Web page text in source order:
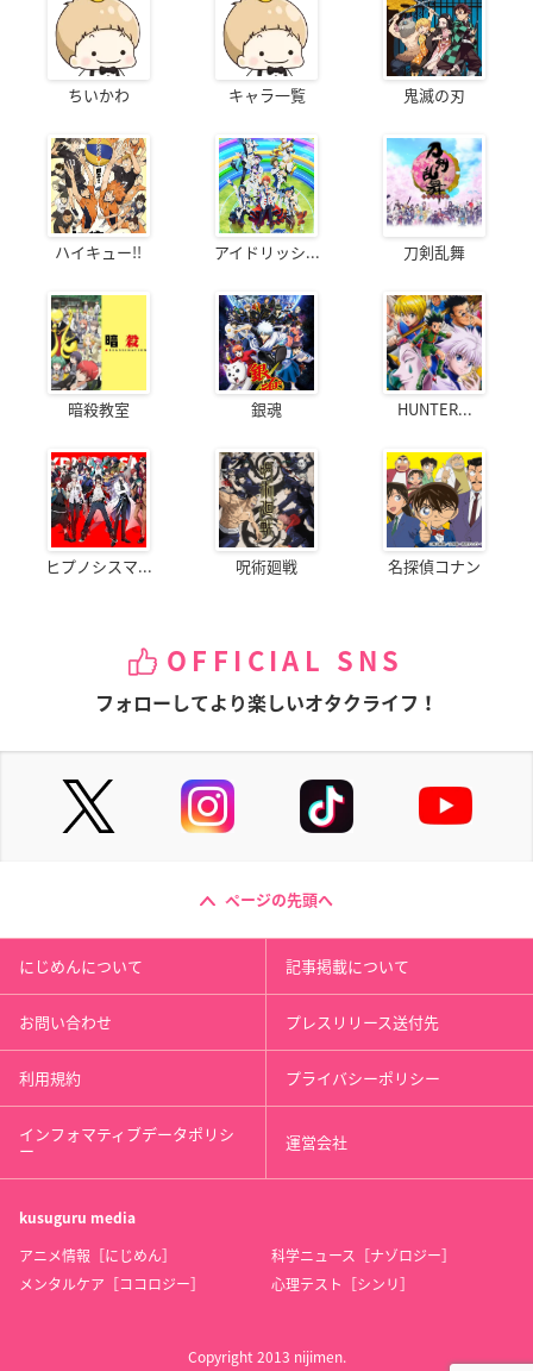
ちいかわ キャラ一覧 鬼滅の刃
ハイキュー!! アイドリッシ... 刀剣乱舞
暗殺教室 銀魂 HUNTER...
ヒプノシスマ... 呪術廻戦 名探偵コナン
OFFICIAL SNS
フォローしてより楽しいオタクライフ！
ページの先頭へ
にじめんについて 記事掲載について
お問い合わせ プレスリリース送付先
利用規約 プライバシーポリシー
インフォマティブデータポリシ
ー 運営会社
kusuguru media
アニメ情報［にじめん］
科学ニュース［ナゾロジー］
メンタルケア［ココロジー］
心理テスト［シンリ］
Copyright 2013 nijimen.